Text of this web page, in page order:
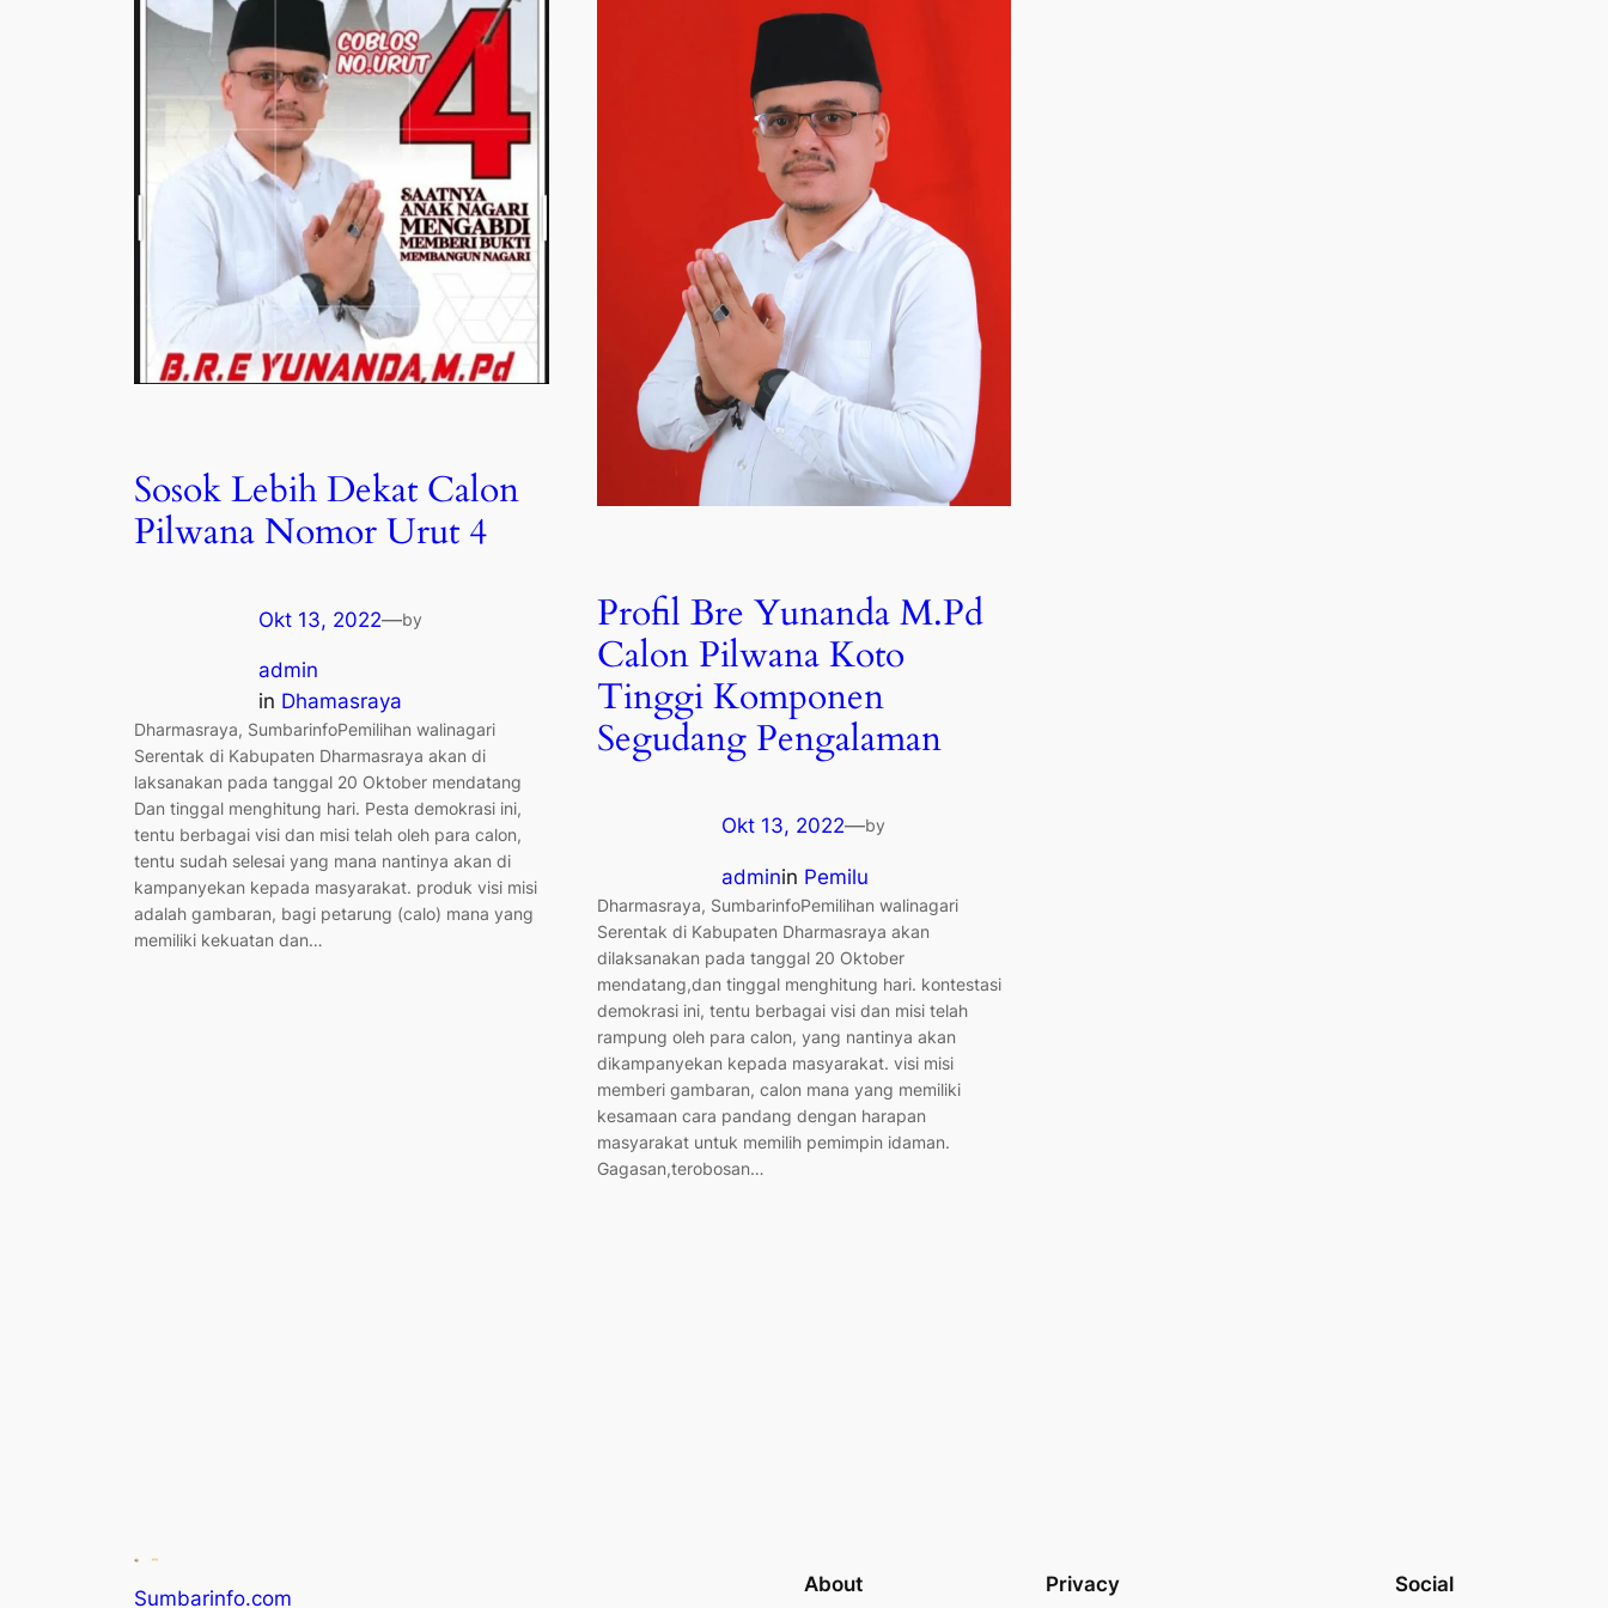
Sosok Lebih Dekat Calon
Pilwana Nomor Urut 4
Okt 13, 2022—by
admin
in Dhamasraya
Dharmasraya, SumbarinfoPemilihan walinagari
Serentak di Kabupaten Dharmasraya akan di
laksanakan pada tanggal 20 Oktober mendatang
Dan tinggal menghitung hari. Pesta demokrasi ini,
tentu berbagai visi dan misi telah oleh para calon,
tentu sudah selesai yang mana nantinya akan di
kampanyekan kepada masyarakat. produk visi misi
adalah gambaran, bagi petarung (calo) mana yang
memiliki kekuatan dan…
Profil Bre Yunanda M.Pd
Calon Pilwana Koto
Tinggi Komponen
Segudang Pengalaman
Okt 13, 2022—by
adminin Pemilu
Dharmasraya, SumbarinfoPemilihan walinagari
Serentak di Kabupaten Dharmasraya akan
dilaksanakan pada tanggal 20 Oktober
mendatang,dan tinggal menghitung hari. kontestasi
demokrasi ini, tentu berbagai visi dan misi telah
rampung oleh para calon, yang nantinya akan
dikampanyekan kepada masyarakat. visi misi
memberi gambaran, calon mana yang memiliki
kesamaan cara pandang dengan harapan
masyarakat untuk memilih pemimpin idaman.
Gagasan,terobosan…
Sumbarinfo.com
About Privacy Social